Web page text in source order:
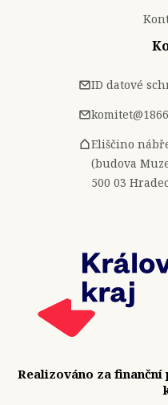
ID datové
Eliščino
(budova
500 03
Realizováno za